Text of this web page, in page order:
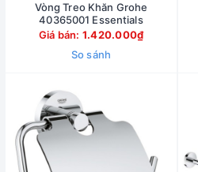
Vòng Treo Khăn Grohe
40365001 Essentials
Giá bán: 1.420.000₫
So sánh